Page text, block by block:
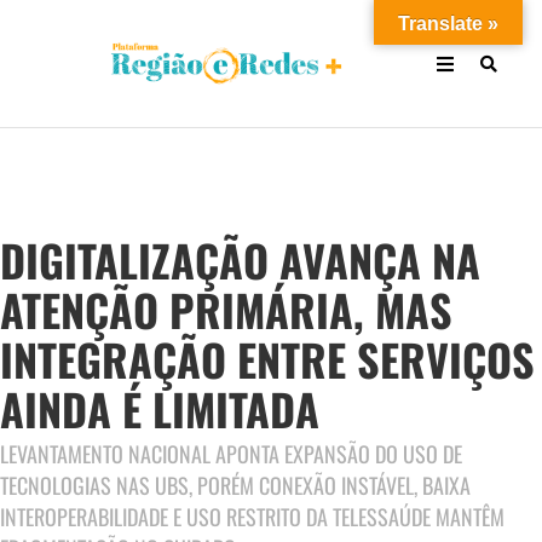
DIGITALIZAÇÃO AVANÇA NA
ATENÇÃO PRIMÁRIA, MAS
INTEGRAÇÃO ENTRE SERVIÇOS
AINDA É LIMITADA
LEVANTAMENTO NACIONAL APONTA EXPANSÃO DO USO DE
TECNOLOGIAS NAS UBS, PORÉM CONEXÃO INSTÁVEL, BAIXA
INTEROPERABILIDADE E USO RESTRITO DA TELESSAÚDE MANTÊM
Translate »